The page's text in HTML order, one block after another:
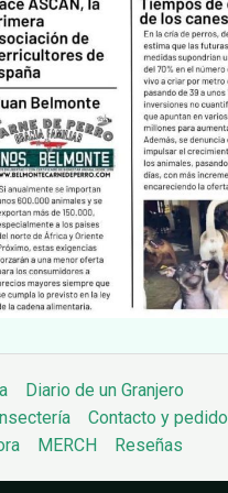
Diario de un Granjero
Contacto y
MERCH Reseñas